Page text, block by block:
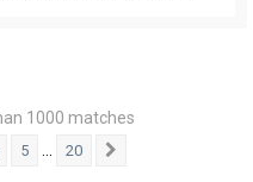
1000 matches
5 20